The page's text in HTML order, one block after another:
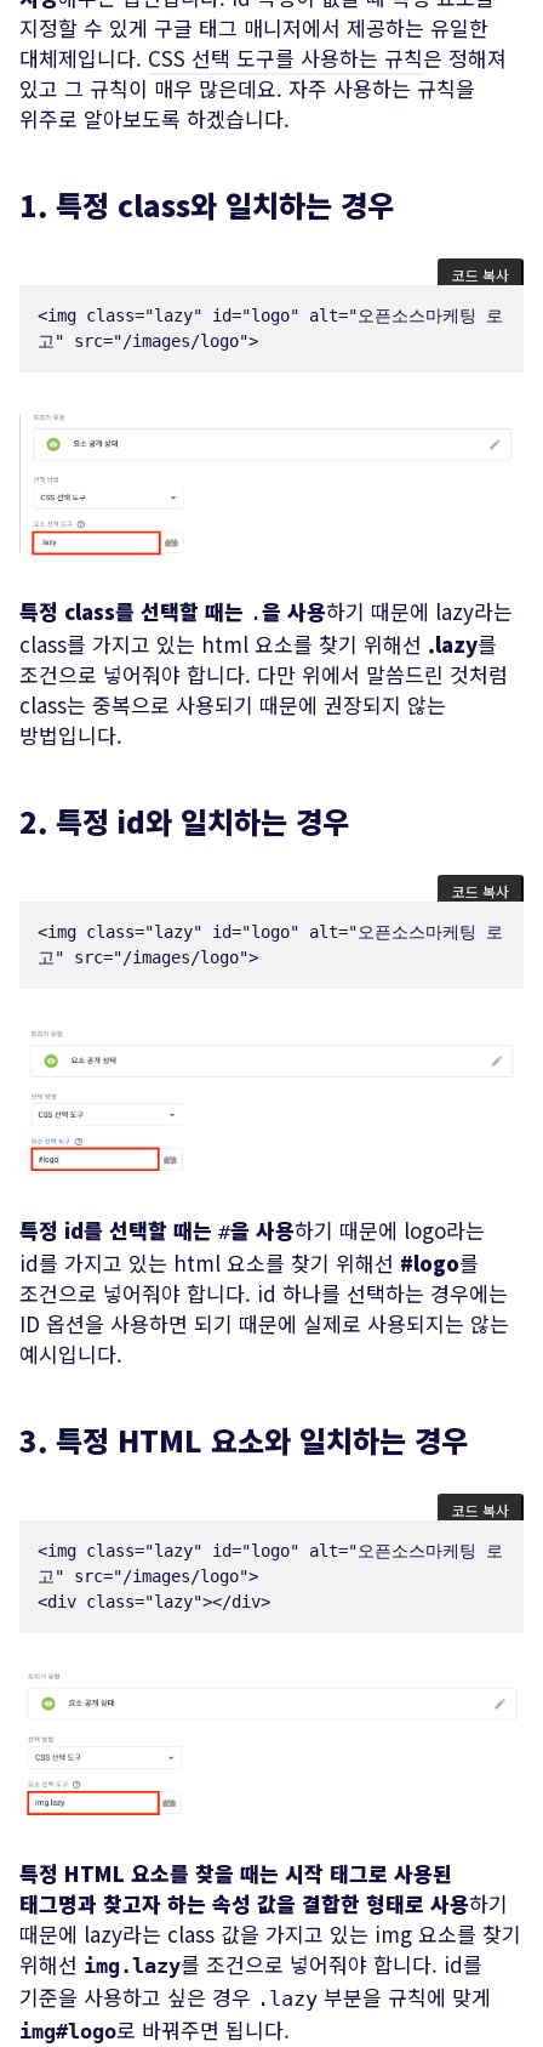
지정할 수 있게 구글 태그 매니저에서 제공하는 유일한
대체제입니다. CSS 선택 도구를 사용하는 규칙은 정해져
있고 그 규칙이 매우 많은데요. 자주 사용하는 규칙을
위주로 알아보도록 하겠습니다.
1. 특정 class와 일치하는 경우
코드 복사
<img class="lazy" id="logo" alt="오픈소스마케팅 로
고" src="/images/logo">
특정 class를 선택할 때는 .을 사용하기 때문에 lazy라는
class를 가지고 있는 html 요소를 찾기 위해선 .lazy를
조건으로 넣어줘야 합니다. 다만 위에서 말씀드린 것처럼
class는 중복으로 사용되기 때문에 권장되지 않는
방법입니다.
2. 특정 id와 일치하는 경우
코드 복사
<img class="lazy" id="logo" alt="오픈소스마케팅 로
고 " src="/images/logo">
특정 id를 선택할 때는 #을 사용하기 때문에 logo라는
id를 가지고 있는 html 요소를 찾기 위해선 #logo를
조건으로 넣어줘야 합니다. id 하나를 선택하는 경우에는
ID 옵션을 사용하면 되기 때문에 실제로 사용되지는 않는
예시입니다.
3. 특정 HTML 요소와 일치하는 경우
코드 복사
<img class="lazy" id="logo" alt="오픈소스마케팅 로
고 " src="/images/logo">
<div class="lazy"></div>
특정 HTML 요소를 찾을 때는 시작 태그로 사용된
태그명과 찾고자 하는 속성 값을 결합한 형태로 사용하기
때문에 lazy라는 class 값을 가지고 있는 img 요소를 찾기
위해선 img.lazy를 조건으로 넣어줘야 합니다. id를
기준을 사용하고 싶은 경우 .lazy 부분을 규칙에 맞게
img#logo로 바꿔주면 됩니다.